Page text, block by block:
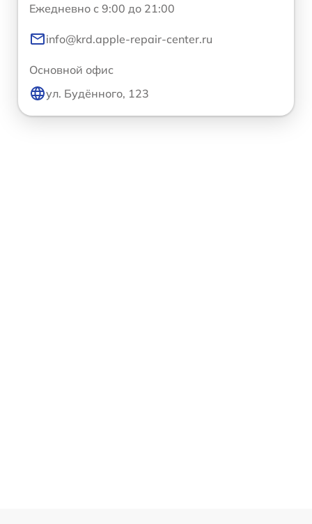
Ежедневно с 9:00 до 21:00
info@krd.apple-repair-center.ru
Основной офис
ул. Будённого, 123